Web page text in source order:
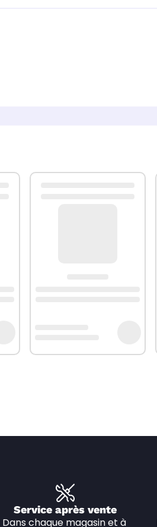
Service après vente
Dans chaque magasin et à